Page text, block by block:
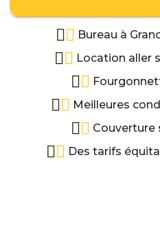
Bureau à
Location aller
Meilleures
Couverture
Des tarifs